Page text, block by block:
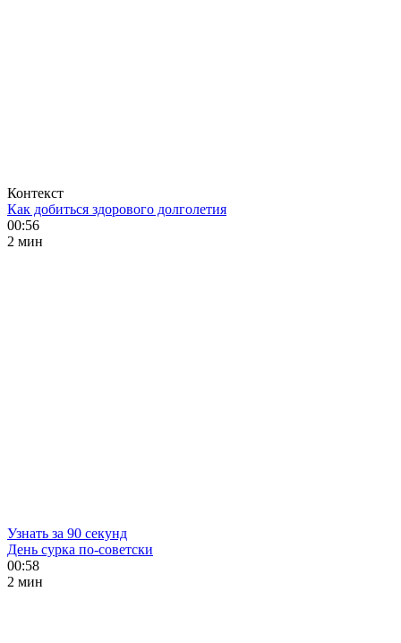
Контекст
Как добиться здорового долголетия
00:56
2 мин
Узнать за 90 секунд
День сурка по-советски
00:58
2 мин